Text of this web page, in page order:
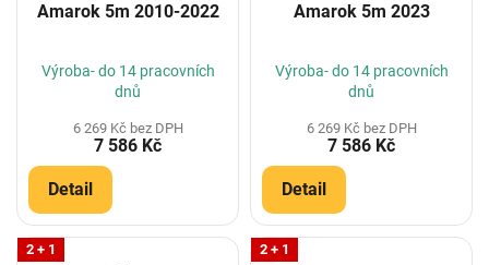
Amarok 5m 2010-2022
Výroba- do 14 pracovních
dnů
6 269 Kč bez DPH
7 586 Kč
Detail
Amarok 5m 2023
Výroba- do 14 pracovních
dnů
6 269 Kč bez DPH
7 586 Kč
Detail
2 + 1 2 + 1